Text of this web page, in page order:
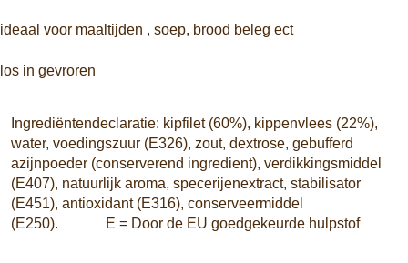
ideaal voor maaltijden , soep, brood beleg ect
los in gevroren
Ingrediëntendeclaratie: kipfilet (60%), kippenvlees (22%),
water, voedingszuur (E326), zout, dextrose, gebufferd
azijnpoeder (conserverend ingredient), verdikkingsmiddel
(E407), natuurlijk aroma, specerijenextract, stabilisator
(E451), antioxidant (E316), conserveermiddel
(E250). E = Door de EU goedgekeurde hulpstof